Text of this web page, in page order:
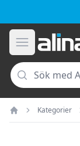
Öppna meny
Alina.se
Sök
Hem
Kategorier